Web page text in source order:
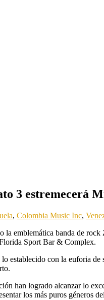
3 estremecerá
, Colombia Music Inc,
la emblemática banda de
Sport Bar & Complex.
establecido con la euforia
han logrado alcanzar lo
los más puros géneros